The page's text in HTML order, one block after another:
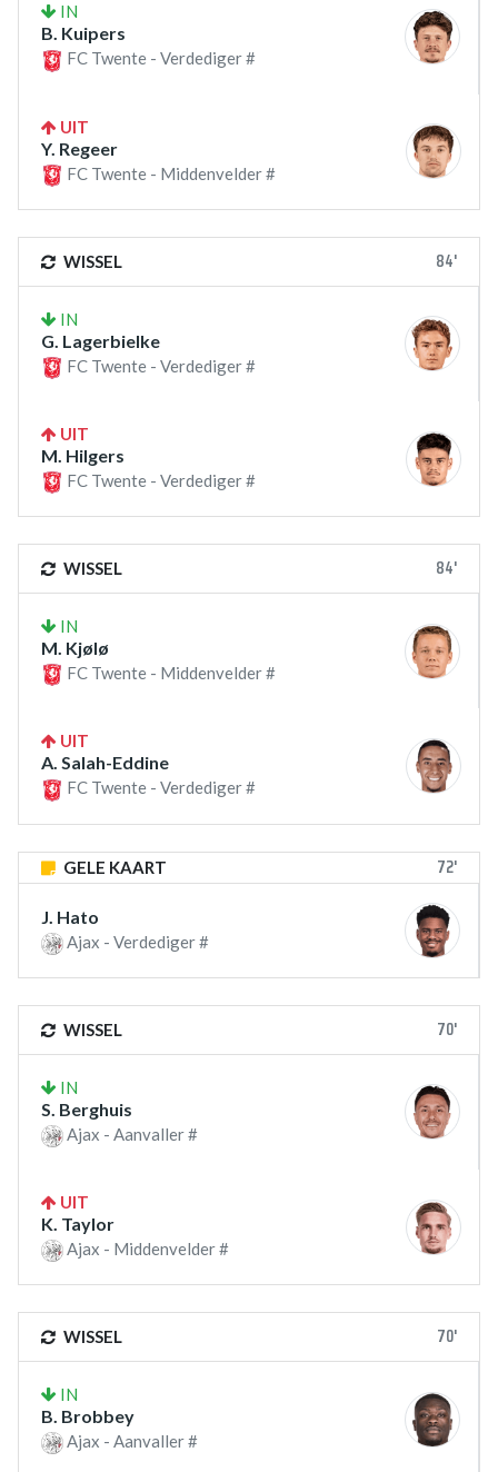
IN
B. Kuipers
FC Twente - Verdediger #
UIT
Y. Regeer
FC Twente - Middenvelder #
WISSEL 84'
IN
G. Lagerbielke
FC Twente - Verdediger #
UIT
M. Hilgers
FC Twente - Verdediger #
WISSEL 84'
IN
M. Kjølø
FC Twente - Middenvelder #
UIT
A. Salah-Eddine
FC Twente - Verdediger #
GELE KAART 72'
J. Hato
Ajax - Verdediger #
WISSEL 70'
IN
S. Berghuis
Ajax - Aanvaller #
UIT
K. Taylor
Ajax - Middenvelder #
WISSEL 70'
IN
B. Brobbey
Ajax - Aanvaller #